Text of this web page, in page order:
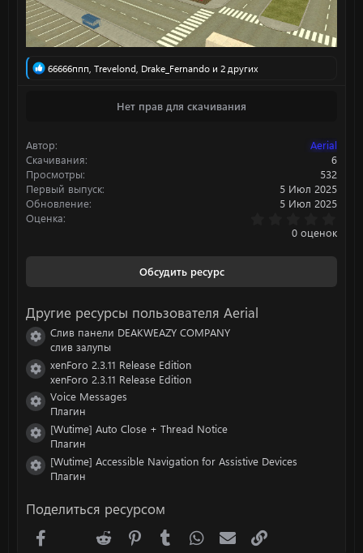
Р
и
:
66666ппп, Trevelond, Drake_Fernando и 2 других
Нет прав для скачивания
Автор
Aerial
Скачивания
6
Просмотры
532
Первый выпуск
5 Июл 2025
Обновление
5 Июл 2025
Оценка
.
0
0 оценок
Обсудить ресурс
Другие ресурсы пользователя Aerial
Иконка ресурса
Слив панели DEAKWEAZY COMPANY
слив залупы
Иконка ресурса
xenForo 2.3.11 Release Edition
xenForo 2.3.11 Release Edition
Иконка ресурса
Voice Messages
Плагин
Иконка ресурса
[Wutime] Auto Close + Thread Notice
Плагин
Иконка ресурса
[Wutime] Accessible Navigation for Assistive Devices
Плагин
Поделиться ресурсом
FacebookX (Twitter)
Reddit PinterestTumblr WhatsAppЭлектронная почта